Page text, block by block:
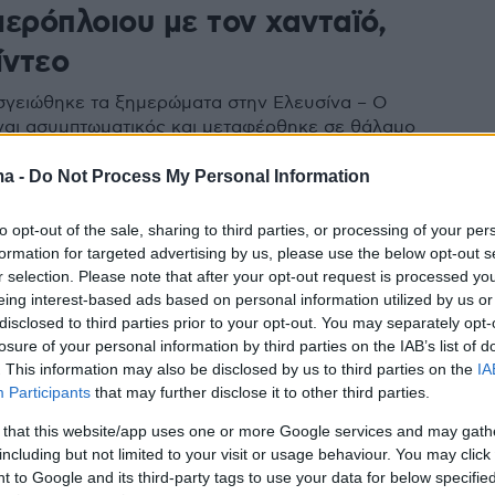
- Do Not Process My Personal Information
opt-out of the sale, sharing to third parties, or processing of your
for targeted advertising by us, please use the below opt-out
selection. Please note that after your opt-out request is processed
interest-based ads based on personal information utilized by us
to third parties prior to your opt-out. You may separately
of your personal information by third parties on the IAB’s list of
This information may also be disclosed by us to third parties on the
Participants that may further disclose it to other third parties.
that this website/app uses one or more Google services and may
but not limited to your visit or usage behaviour. You may
to Google and its third-party tags to use your data for below
με τον χανταϊό,
τα ξημερώματα στην Ελευσίνα – Ο
ασυμπτωματικός και μεταφέρθηκε σε θάλαμο
ανακοίνωσε ο Άδωνις Γεωργιάδης
μεταφέρθηκε εκτάκτως με
της Πολεμικής
στην Ιταλία
με αεροσκάφος Embraer 135
Αεροπορίας προκειμένου το βρέφος να
εξειδικευμένη χειρουργική επέμβαση